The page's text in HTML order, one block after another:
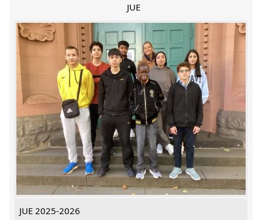
JUE
JUE 2025-2026